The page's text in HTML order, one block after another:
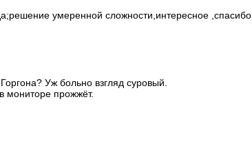
умеренной сложности,интересное ,спасибо.
Уж больно взгляд суровый.
мониторе прожжёт.